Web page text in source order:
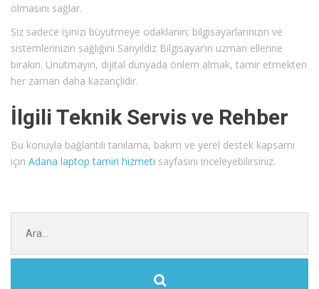
olmasını sağlar.
Siz sadece işinizi büyütmeye odaklanın; bilgisayarlarınızın ve
sistemlerinizin sağlığını Sarıyıldız Bilgisayar’ın uzman ellerine
bırakın. Unutmayın, dijital dünyada önlem almak, tamir etmekten
her zaman daha kazançlıdır.
İlgili Teknik Servis ve Rehber
Bu konuyla bağlantılı tanılama, bakım ve yerel destek kapsamı
için Adana laptop tamiri hizmeti sayfasını inceleyebilirsiniz.
ara: